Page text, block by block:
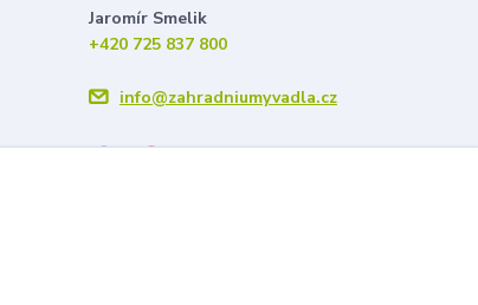
Jaromír Smelik
+420 725 837 800
info@zahradniumyvadla.cz